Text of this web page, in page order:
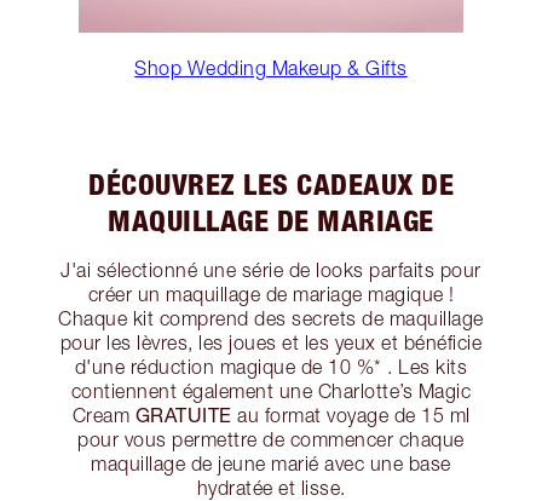
Shop Wedding Makeup & Gifts
DÉCOUVREZ LES CADEAUX DE
MAQUILLAGE DE MARIAGE
J'ai sélectionné une série de looks parfaits pour
créer un maquillage de mariage magique !
Chaque kit comprend des secrets de maquillage
pour les lèvres, les joues et les yeux et bénéficie
d'une réduction magique de 10 %* . Les kits
contiennent également une Charlotte’s Magic
Cream GRATUITE au format voyage de 15 ml
pour vous permettre de commencer chaque
maquillage de jeune marié avec une base
hydratée et lisse.